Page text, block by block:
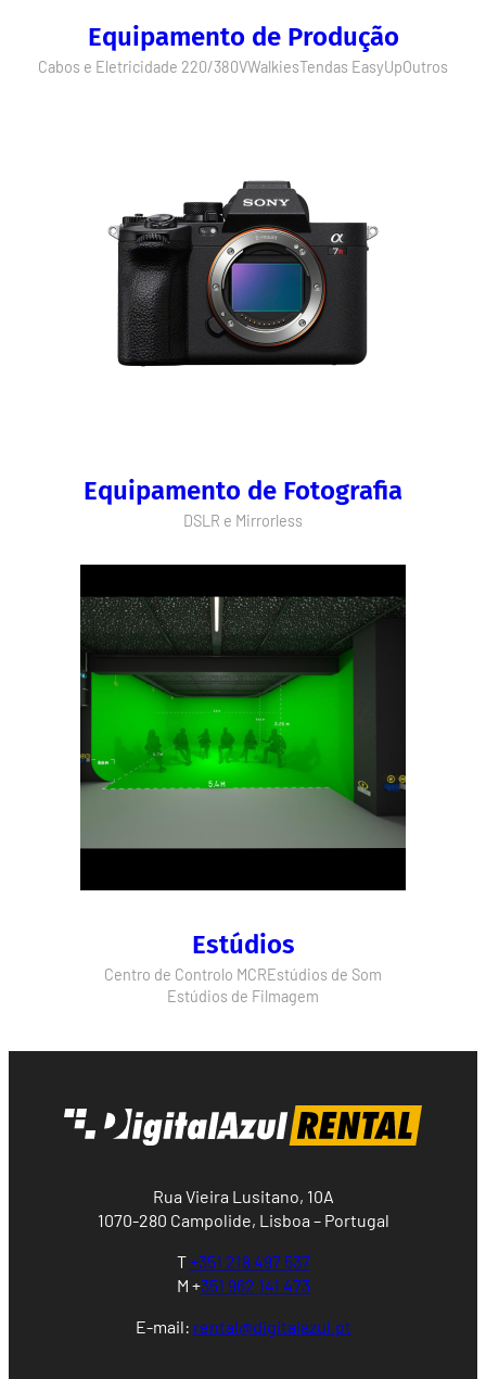
Equipamento de Produção
Cabos e Eletricidade 220/380VWalkiesTendas EasyUpOutros
Equipamento de Fotografia
DSLR e Mirrorless
Estúdios
Centro de Controlo MCREstúdios de Som
Estúdios de Filmagem
Rua Vieira Lusitano, 10A
1070-280 Campolide, Lisboa – Portugal
T+351 218 497 537
M +351 962 141 473
E-mail: rental@digitalazul.pt